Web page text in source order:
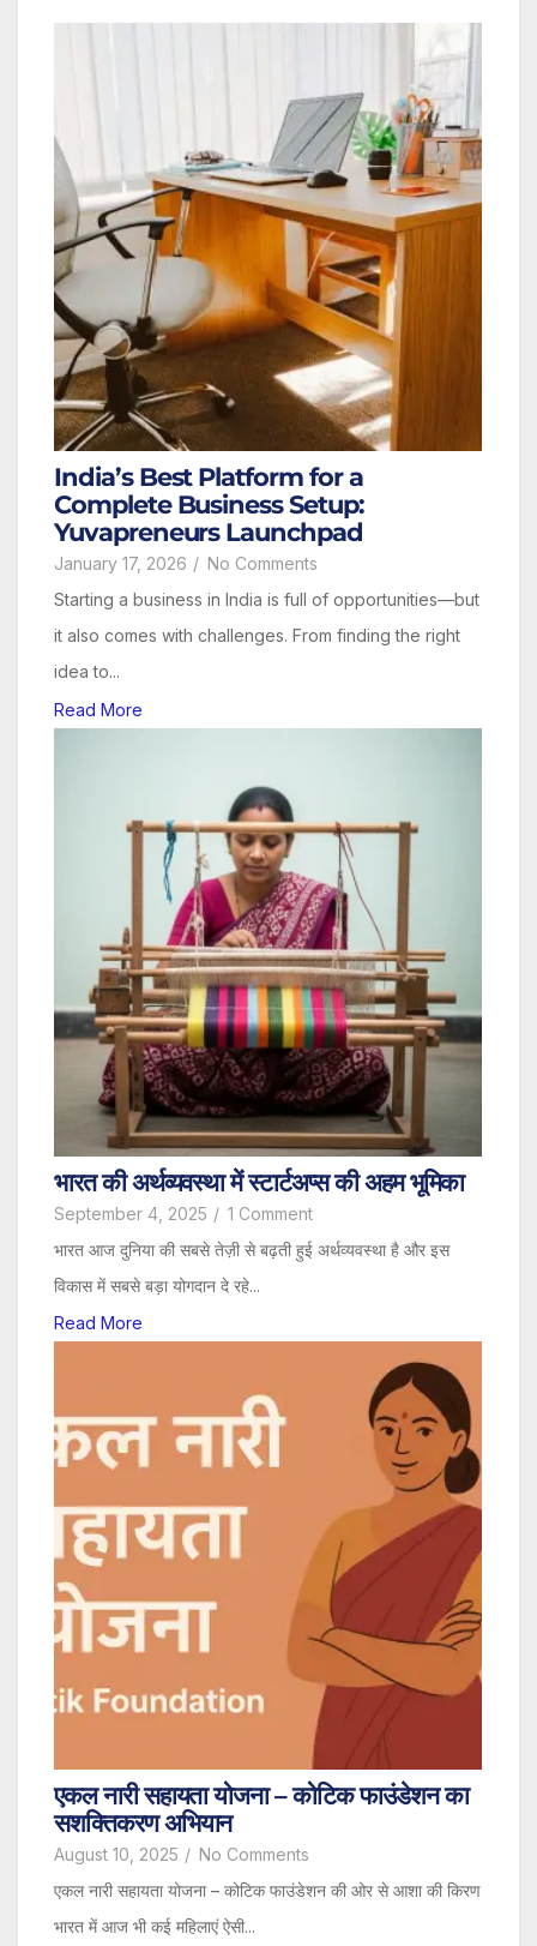
India’s Best Platform for a
Complete Business Setup:
Yuvapreneurs Launchpad
January 17, 2026 / No Comments
Starting a business in India is full of opportunities—but
it also comes with challenges. From finding the right
idea to...
Read More
भारत की अर्थव्यवस्था में स्टार्टअप्स की अहम भूमिका
September 4, 2025 / 1 Comment
भारत आज दुनिया की सबसे तेज़ी से बढ़ती हुई अर्थव्यवस्था है और इस
विकास में सबसे बड़ा योगदान दे रहे...
Read More
एकल नारी सहायता योजना – कोटिक फाउंडेशन का
सशक्तिकरण अभियान
August 10, 2025 / No Comments
एकल नारी सहायता योजना – कोटिक फाउंडेशन की ओर से आशा की किरण
भारत में आज भी कई महिलाएं ऐसी...